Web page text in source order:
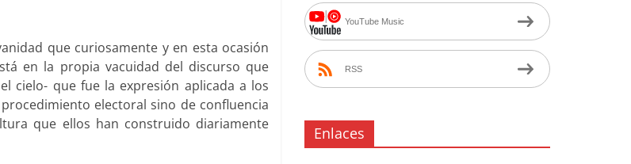
que curiosamente y en esta ocasión
en la propia vacuidad del discurso que
cielo- que fue la expresión aplicada a los
electoral sino de confluencia
que ellos han construido diariamente
YouTube Music
RSS
Enlaces